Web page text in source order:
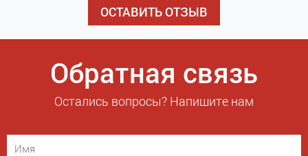
ОСТАВИТЬ ОТЗЫВ
Обратная связь
Остались вопросы? Напишите нам